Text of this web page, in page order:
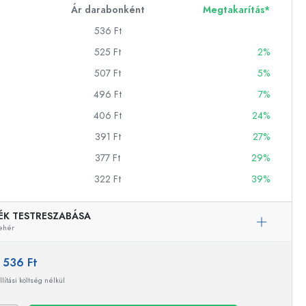
Ár darabonként
Megtakarítás*
536 Ft
525 Ft
2%
507 Ft
5%
496 Ft
7%
406 Ft
24%
391 Ft
27%
377 Ft
29%
322 Ft 39%
TESTRESZABÁSA
536 Ft
költség nélkül